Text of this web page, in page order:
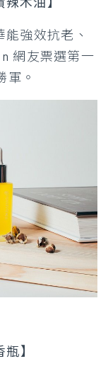
木油】
強效抗老、
網友票選第一
軍。
】